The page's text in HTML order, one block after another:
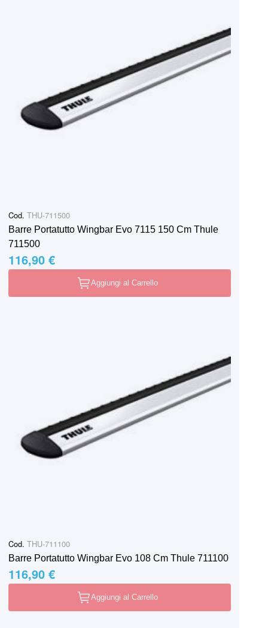
Cod. THU-711500
Barre Portatutto Wingbar Evo 7115 150 Cm Thule
711500
116,90 €
Aggiungi al Carrello
Cod. THU-711100
Barre Portatutto Wingbar Evo 108 Cm Thule 711100
116,90 €
Aggiungi al Carrello